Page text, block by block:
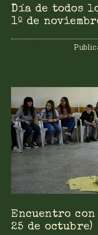
Día de todos
1º de
Encuentro
25 de octubre)